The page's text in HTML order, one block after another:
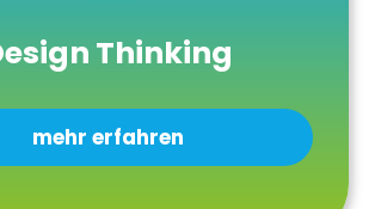
Thinking